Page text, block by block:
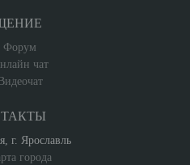
Форум
чат
г. Ярославль
города